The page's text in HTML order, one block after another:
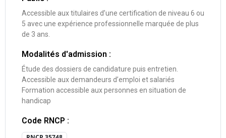
Accessible aux titulaires d’une certification de niveau 6 ou
5 avec une expérience professionnelle marquée de plus
de 3 ans.
Modalités d'admission :
Étude des dossiers de candidature puis entretien.
Accessible aux demandeurs d’emploi et salariés
Formation accessible aux personnes en situation de
handicap
Code RNCP :